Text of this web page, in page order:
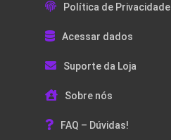
Política de Privacidade
Acessar dados
Suporte da Loja
Sobre nós
FAQ – Dúvidas!